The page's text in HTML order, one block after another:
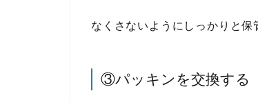
なくさないようにしっかりと保
③パッキンを交換する